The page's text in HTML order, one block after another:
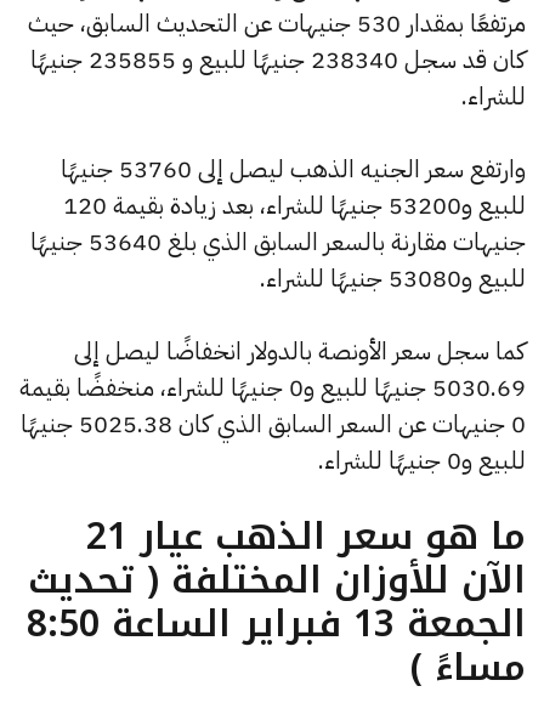
مرتفعًا بمقدار 530 جنيهات عن التحديث السابق، حيث
كان قد سجل 238340 جنيهًا للبيع و 235855 جنيهًا
للشراء.
وارتفع سعر الجنيه الذهب ليصل إلى 53760 جنيهًا
للبيع و53200 جنيهًا للشراء، بعد زيادة بقيمة 120
جنيهات مقارنة بالسعر السابق الذي بلغ 53640 جنيهًا
للبيع و53080 جنيهًا للشراء.
كما سجل سعر الأونصة بالدولار انخفاضًا ليصل إلى
5030.69 جنيهًا للبيع و0 جنيهًا للشراء، منخفضًا بقيمة
0 جنيهات عن السعر السابق الذي كان 5025.38 جنيهًا
للبيع و0 جنيهًا للشراء.
ما هو سعر الذهب عيار 21
الآن للأوزان المختلفة ( تحديث
الجمعة 13 فبراير الساعة 8:50
مساءً )